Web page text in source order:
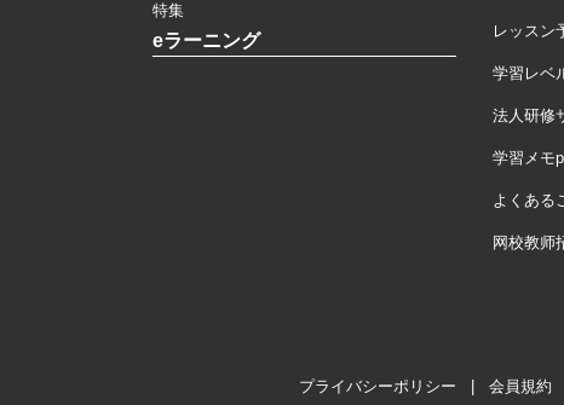
特集
eラーニング レッスン
学習レベ
法人研修
学習メモ
よくある
网校教师
プライバシーポリシー 会員規約